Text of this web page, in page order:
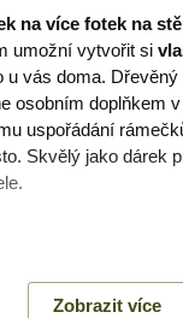
na více fotek na
umožní vytvořit si
u vás doma. Dřevěný
osobním doplňkem
uspořádání
Skvělý jako dárek
Zobrazit více